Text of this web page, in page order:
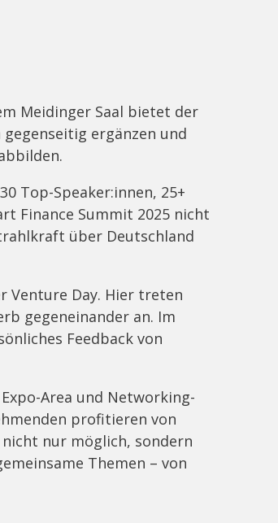
Meidinger Saal bietet der
ergänzen und
Top-Speaker:innen, 25+
Finance Summit 2025 nicht
über Deutschland
Venture Day. Hier treten
gegeneinander an. Im
Feedback von
Area und Networking-
profitieren von
nur möglich, sondern
Themen – von